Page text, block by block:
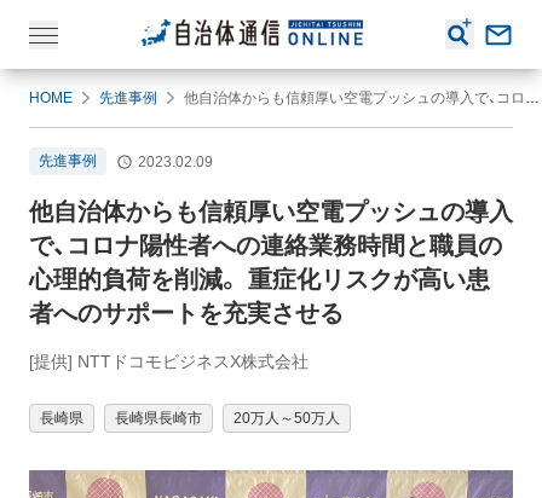
HOME 先進事例 他自治体からも信頼厚い空電プッシュの導入で、コロナ陽性者への連絡業務時間と職員の心理的負荷を削減。 重症化リスクが高い患者へのサポートを充実させる
先進事例 2023.02.09
他自治体からも信頼厚い空電プッシュの導入
で、コロナ陽性者への連絡業務時間と職員の
心理的負荷を削減。 重症化リスクが高い患
者へのサポートを充実させる
[提供] NTTドコモビジネスX株式会社
長崎県 長崎県長崎市 20万人～50万人